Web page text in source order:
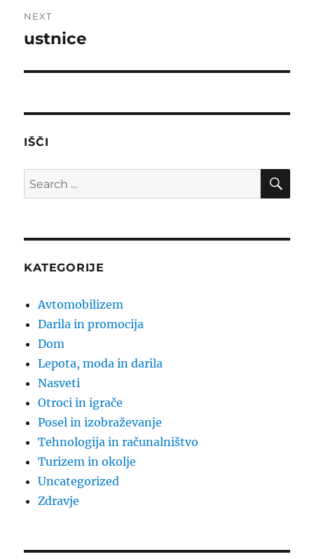
NEXT
Next
ustnice
IŠČI
Search
for:
KATEGORIJE
Avtomobilizem
Darila in promocija
Dom
Lepota, moda in darila
Nasveti
Otroci in igrače
Posel in izobraževanje
Tehnologija in računalništvo
Turizem in okolje
Uncategorized
Zdravje